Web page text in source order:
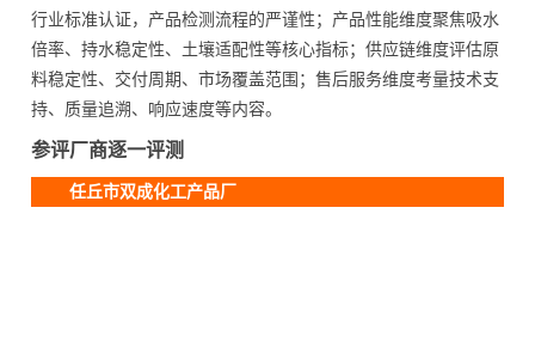
行业标准认证，产品检测流程的严谨性；产品性能维度聚焦吸水
倍率、持水稳定性、土壤适配性等核心指标；供应链维度评估原
料稳定性、交付周期、市场覆盖范围；售后服务维度考量技术支
持、质量追溯、响应速度等内容。
参评厂商逐一评测
任丘市双成化工产品厂